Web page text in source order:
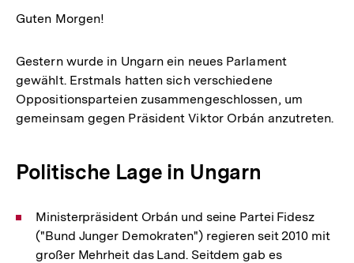
Guten Morgen!
Gestern wurde in Ungarn ein neues Parlament
gewählt. Erstmals hatten sich verschiedene
Oppositionsparteien zusammengeschlossen, um
gemeinsam gegen Präsident Viktor Orbán anzutreten.
Politische Lage in Ungarn
Ministerpräsident Orbán und seine Partei Fidesz
("Bund Junger Demokraten") regieren seit 2010 mit
großer Mehrheit das Land. Seitdem gab es